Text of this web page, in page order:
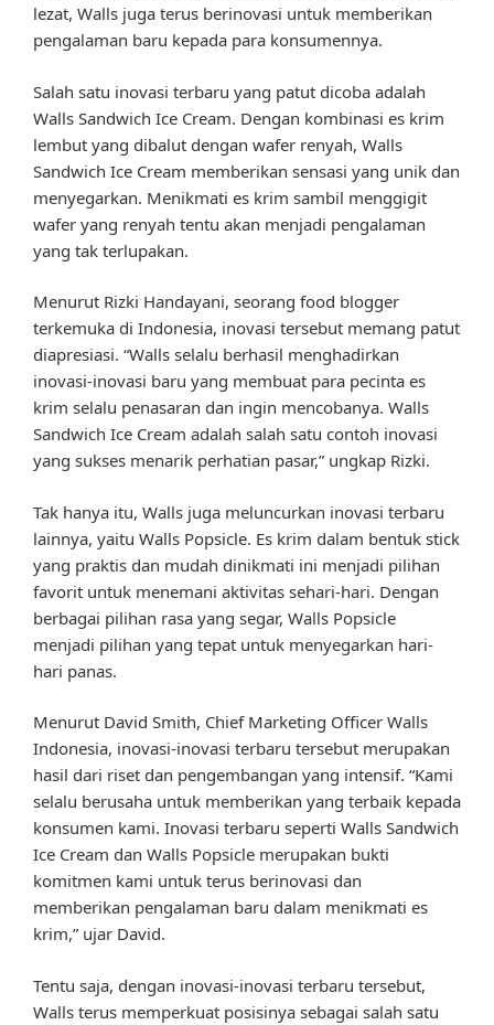
lezat, Walls juga terus berinovasi untuk memberikan
pengalaman baru kepada para konsumennya.
Salah satu inovasi terbaru yang patut dicoba adalah
Walls Sandwich Ice Cream. Dengan kombinasi es krim
lembut yang dibalut dengan wafer renyah, Walls
Sandwich Ice Cream memberikan sensasi yang unik dan
menyegarkan. Menikmati es krim sambil menggigit
wafer yang renyah tentu akan menjadi pengalaman
yang tak terlupakan.
Menurut Rizki Handayani, seorang food blogger
terkemuka di Indonesia, inovasi tersebut memang patut
diapresiasi. “Walls selalu berhasil menghadirkan
inovasi-inovasi baru yang membuat para pecinta es
krim selalu penasaran dan ingin mencobanya. Walls
Sandwich Ice Cream adalah salah satu contoh inovasi
yang sukses menarik perhatian pasar,” ungkap Rizki.
Tak hanya itu, Walls juga meluncurkan inovasi terbaru
lainnya, yaitu Walls Popsicle. Es krim dalam bentuk stick
yang praktis dan mudah dinikmati ini menjadi pilihan
favorit untuk menemani aktivitas sehari-hari. Dengan
berbagai pilihan rasa yang segar, Walls Popsicle
menjadi pilihan yang tepat untuk menyegarkan hari-
hari panas.
Menurut David Smith, Chief Marketing Officer Walls
Indonesia, inovasi-inovasi terbaru tersebut merupakan
hasil dari riset dan pengembangan yang intensif. “Kami
selalu berusaha untuk memberikan yang terbaik kepada
konsumen kami. Inovasi terbaru seperti Walls Sandwich
Ice Cream dan Walls Popsicle merupakan bukti
komitmen kami untuk terus berinovasi dan
memberikan pengalaman baru dalam menikmati es
krim,” ujar David.
Tentu saja, dengan inovasi-inovasi terbaru tersebut,
Walls terus memperkuat posisinya sebagai salah satu